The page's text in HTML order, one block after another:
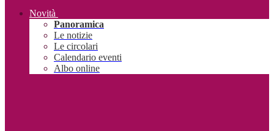
Novità
Panoramica
Le notizie
Le circolari
Calendario eventi
Albo online